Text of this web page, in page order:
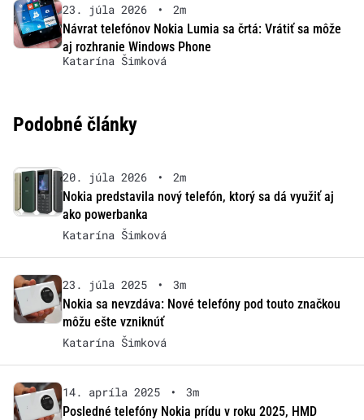
23. júla 2026 •
2m
Návrat telefónov Nokia Lumia sa črtá: Vrátiť sa môže
aj rozhranie Windows Phone
Katarína Šimková
Podobné články
20. júla 2026 •
2m
Nokia predstavila nový telefón, ktorý sa dá využiť aj
ako powerbanka
Katarína Šimková
23. júla 2025 •
3m
Nokia sa nevzdáva: Nové telefóny pod touto značkou
môžu ešte vzniknúť
Katarína Šimková
14. apríla 2025 •
3m
Posledné telefóny Nokia prídu v roku 2025, HMD